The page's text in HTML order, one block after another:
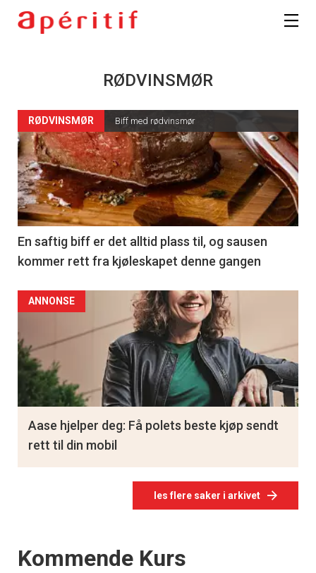
RØDVINSMØR
RØDVINSMØR Biff med rødvinsmør
En saftig biff er det alltid plass til, og sausen
kommer rett fra kjøleskapet denne gangen
les flere saker i arkivet
ANNONSE
Aase hjelper deg: Få polets beste kjøp sendt
rett til din mobil
Events
Kommende Kurs